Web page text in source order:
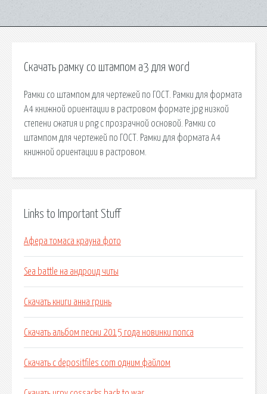
Скачать рамку со штампом а3 для word
Рамки со штампом для чертежей по ГОСТ. Рамки для формата
А4 книжной ориентации в растровом формате jpg низкой
степени сжатия и png с прозрачной основой. Рамки со
штампом для чертежей по ГОСТ. Рамки для формата А4
книжной ориентации в растровом.
Links to Important Stuff
Афера томаса крауна фото
Sea battle на андроид читы
Скачать книги анна гринь
Скачать альбом песни 2015 года новинки попса
Скачать с depositfiles com одним файлом